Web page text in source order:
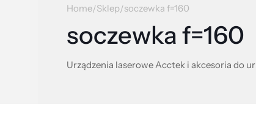
Home/Sklep/soczewka f=160
soczewka f=160
Urządzenia laserowe Acctek i akcesoria do